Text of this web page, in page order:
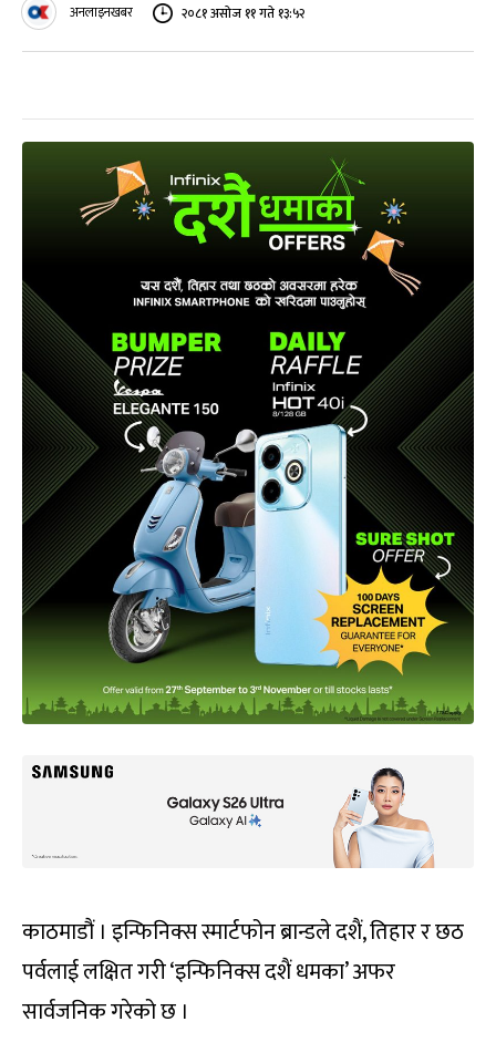
अनलाइनखबर २०८१ असोज ११ गते १३:५२
काठमाडौं । इन्फिनिक्स स्मार्टफोन ब्रान्डले दशैं, तिहार र छठ
पर्वलाई लक्षित गरी ‘इन्फिनिक्स दशैं धमका’ अफर
सार्वजनिक गरेको छ ।